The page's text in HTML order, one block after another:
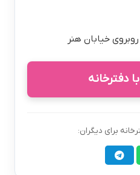
خيابان هنر
دفترخانه
برای دیگران: